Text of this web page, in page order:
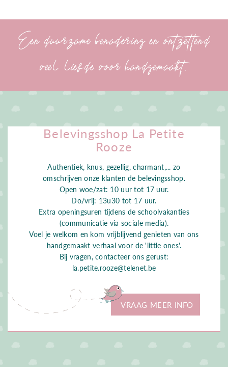
Een duurzame benadering en ontzettend
veel liefde voor handgemaakt.
Belevingsshop La Petite
Rooze
Authentiek, knus, gezellig, charmant,... zo
omschrijven onze klanten de belevingsshop.
Open woe/zat: 10 uur tot 17 uur.
Do/vrij: 13u30 tot 17 uur.
Extra openingsuren tijdens de schoolvakanties
(communicatie via sociale media).
Voel je welkom en kom vrijblijvend genieten van ons
handgemaakt verhaal voor de 'little ones'.
Bij vragen, contacteer ons gerust:
la.petite.rooze@telenet.be
VRAAG MEER INFO